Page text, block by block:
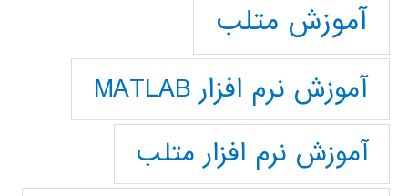
آموزش متلب
آموزش نرم افزار MATLAB
آموزش نرم افزار متلب